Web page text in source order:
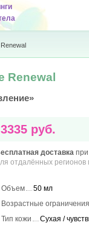
Renewal
3335 руб.
доставка
отдалённых регионов
Объем
50 мл
Возрастные ограничения
Тип кожи
Сухая /